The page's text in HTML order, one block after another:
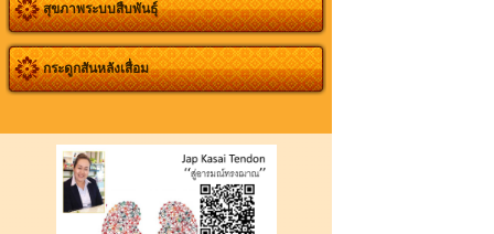
สุขภาพระบบสืบพันธุ์
กระดูกสันหลังเสื่อม